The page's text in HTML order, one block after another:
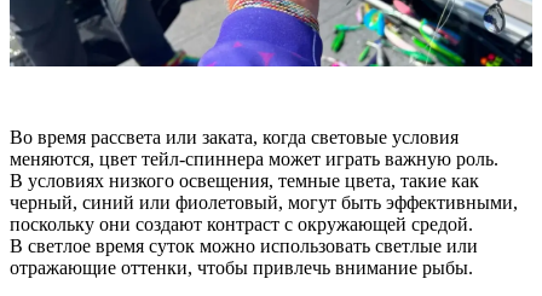
Во время рассвета или заката, когда световые условия
меняются, цвет тейл-спиннера может играть важную роль.
В условиях низкого освещения, темные цвета, такие как
черный, синий или фиолетовый, могут быть эффективными,
поскольку они создают контраст с окружающей средой.
В светлое время суток можно использовать светлые или
отражающие оттенки, чтобы привлечь внимание рыбы.